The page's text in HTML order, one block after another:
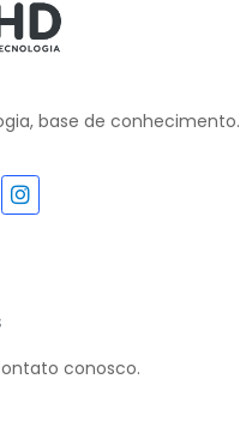
base de conhecimento.
conosco.